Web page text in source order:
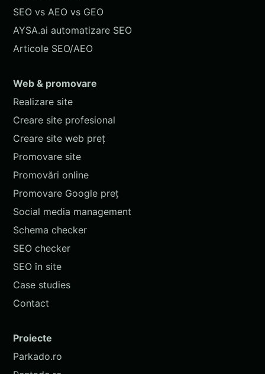
SEO vs AEO vs GEO
AYSA.ai automatizare SEO
Articole SEO/AEO
Web & promovare
Realizare site
Creare site profesional
Creare site web preț
Promovare site
Promovări online
Promovare Google preț
Social media management
Schema checker
SEO checker
SEO în site
Case studies
Contact
Proiecte
Parkado.ro